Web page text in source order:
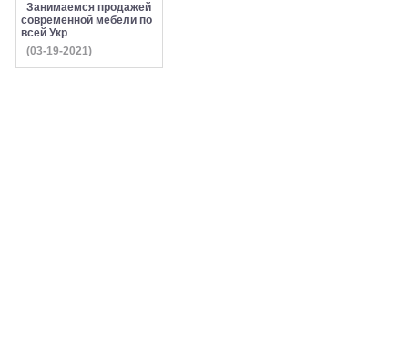
Занимаемся продажей
современной мебели по
всей Укр
(03-19-2021)